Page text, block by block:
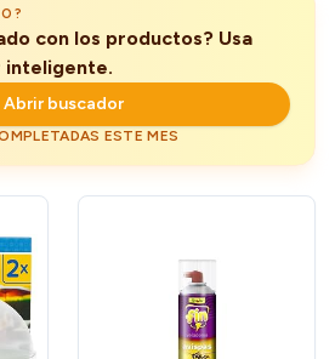
con los productos? Usa
inteligente.
Abrir buscador
ESTE MES